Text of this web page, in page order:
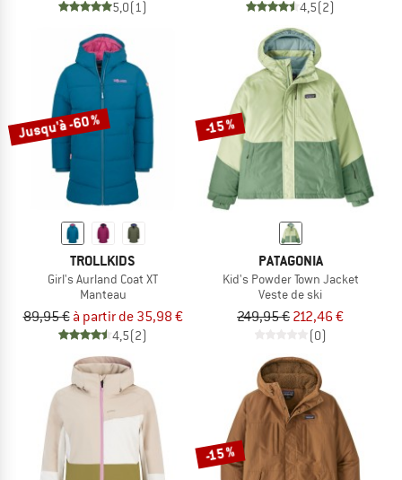
5,0(1) 4,5(2)
Jusqu'à -60 %
TROLLKIDS
Girl's Aurland Coat XT
Manteau
89,95 € à partir de 35,98 €
4,5(2)
-15 %
PATAGONIA
Kid's Powder Town Jacket
Veste de ski
249,95 € 212,46 €
(0)
-15 %